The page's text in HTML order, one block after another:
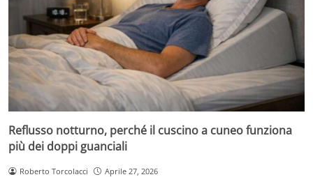
Reflusso notturno, perché il cuscino a cuneo funziona
più dei doppi guanciali
Roberto Torcolacci Aprile 27, 2026